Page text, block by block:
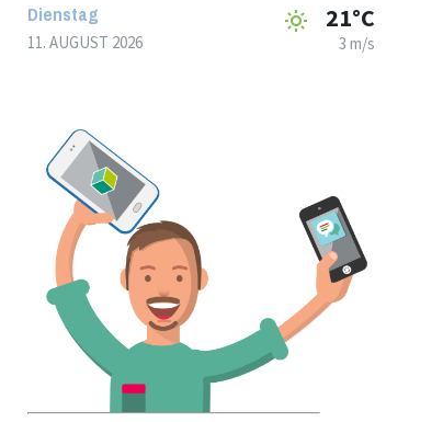
Dienstag
11. AUGUST 2026
21°C
3 m/s